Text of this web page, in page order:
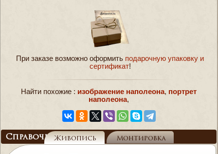
При заказе возможно оформить подарочную упаковку и
сертификат!
Найти похожие : изображение наполеона, портрет
наполеона,
СправочникЖивопись Монтировка